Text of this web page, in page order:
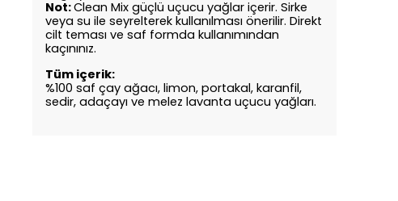
Not:Clean Mix güçlü uçucu yağlar içerir. Sirke
veya su ile seyrelterek kullanılması önerilir. Direkt
cilt teması ve saf formda kullanımından
kaçınınız.
Tüm içerik:
%100 saf çay ağacı, limon, portakal, karanfil,
sedir, adaçayı ve melez lavanta uçucu yağları.